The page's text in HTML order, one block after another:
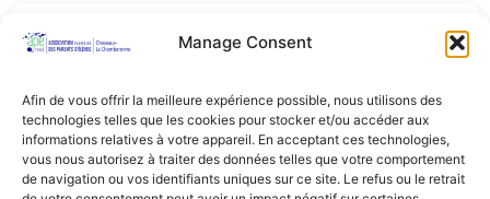
Manage Consent
Afin de vous offrir la meilleure expérience possible, nous utilisons des
technologies telles que les cookies pour stocker et/ou accéder aux
informations relatives à votre appareil. En acceptant ces technologies,
vous nous autorisez à traiter des données telles que votre comportement
de navigation ou vos identifiants uniques sur ce site. Le refus ou le retrait
Nombre total de sièges
Partager Cet Événement